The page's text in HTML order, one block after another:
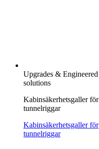
Upgrades & Engineered
solutions
Kabinsäkerhetsgaller för
tunnelriggar
Kabinsäkerhetsgaller för
tunnelriggar